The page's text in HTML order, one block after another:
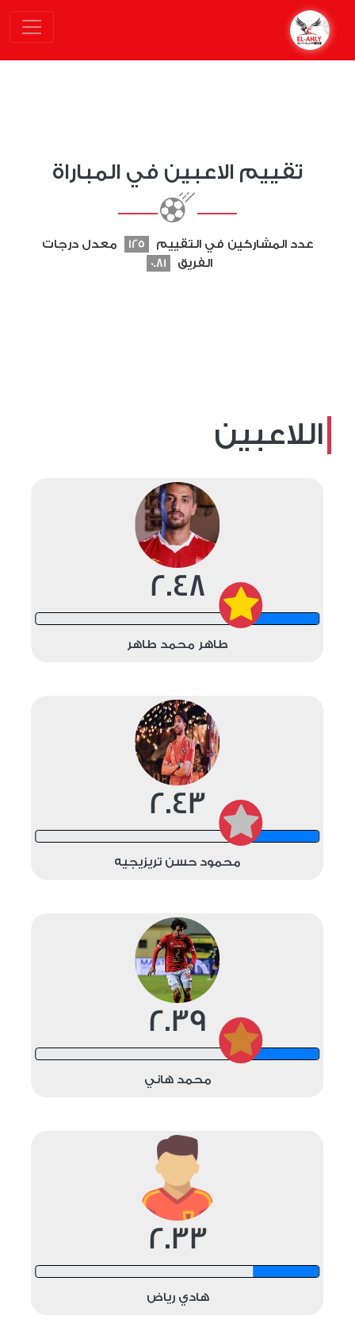
تقييم الاعبين في المباراة
عدد المشاركين في التقييم 125
معدل درجات
الفريق
0.81
اللاعبين
2.48
12 shots
طاهر محمد طاهر
2.43
12 shots
محمود حسن تريزيجيه
2.39
12 shots
محمد هاني
2.33
12 shots
هادي رياض